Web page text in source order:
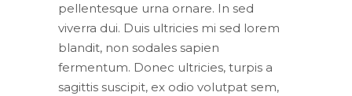
pellentesque urna ornare. In sed
viverra dui. Duis ultricies mi sed lorem
blandit, non sodales sapien
fermentum. Donec ultricies, turpis a
sagittis suscipit, ex odio volutpat sem,